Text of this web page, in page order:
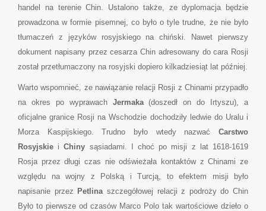
handel na terenie Chin. Ustalono także, ze dyplomacja będzie
prowadzona w formie pisemnej, co było o tyle trudne, że nie było
tłumaczeń z języków rosyjskiego na chiński. Nawet pierwszy
dokument napisany przez cesarza Chin adresowany do cara Rosji
został przetłumaczony na rosyjski dopiero kilkadziesiąt lat później.
Warto wspomnieć, ze nawiązanie relacji Rosji z Chinami przypadło
na okres po wyprawach Jermaka(doszedł on do Irtyszu), a
oficjalne granice Rosji na Wschodzie dochodziły ledwie do Uralu i
Morza Kaspijskiego. Trudno było wtedy nazwać Carstwo
Rosyjskie iChiny sąsiadami. I choć po misji z lat 1618-1619
Rosja przez długi czas nie odświeżała kontaktów z Chinami ze
względu na wojny z Polską i Turcją, to efektem misji było
napisanie przez Petlina szczegółowej relacji z podroży do Chin
Było to pierwsze od czasów Marco Polo tak wartościowe dzieło o